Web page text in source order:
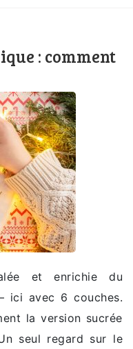
: comment
et enrichie du
ici avec 6 couches.
la version sucrée
seul regard sur le